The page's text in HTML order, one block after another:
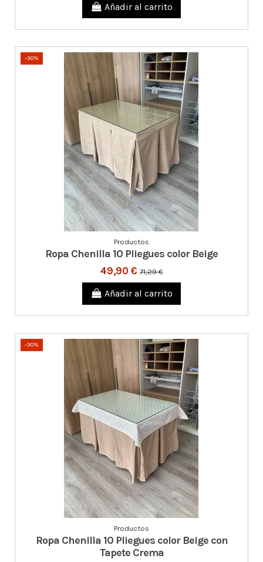
Añadir al carrito
-30%
Productos
Ropa Chenilla 10 Pliegues color Beige
49,90 € 71,29 €
Añadir al carrito
-30%
Productos
Ropa Chenilla 10 Pliegues color Beige con
Tapete Crema